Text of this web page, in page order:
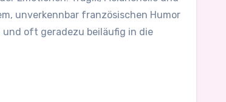
unverkennbar französischen Humor
und oft geradezu beiläufig in die